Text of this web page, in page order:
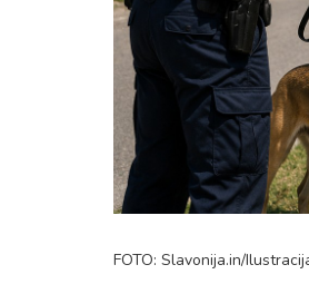
FOTO: Slavonija.in/